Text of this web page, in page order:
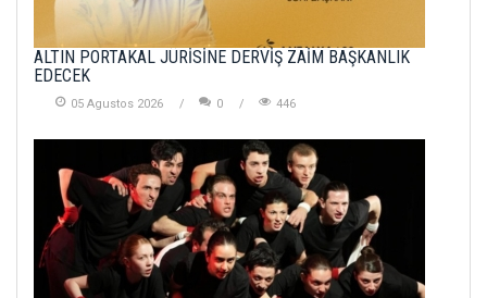
ALTIN PORTAKAL JÜRİSİNE DERVİŞ ZAİM BAŞKANLIK
EDECEK
05 Agustos 2026 0 446